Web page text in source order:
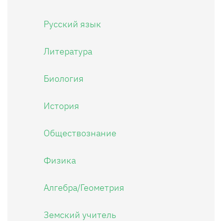
Русский язык
Литература
Биология
История
Обществознание
Физика
Алгебра/Геометрия
Земский учитель